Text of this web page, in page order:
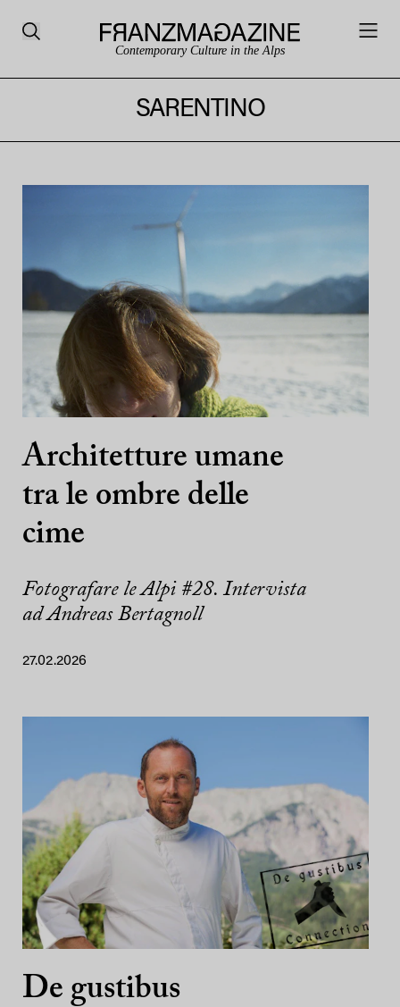
Contemporary Culture in the Alps
SARENTINO
Architetture umane
tra le ombre delle
cime
Fotografare le Alpi #28. Intervista
ad Andreas Bertagnoll
27.02.2026
De gustibus